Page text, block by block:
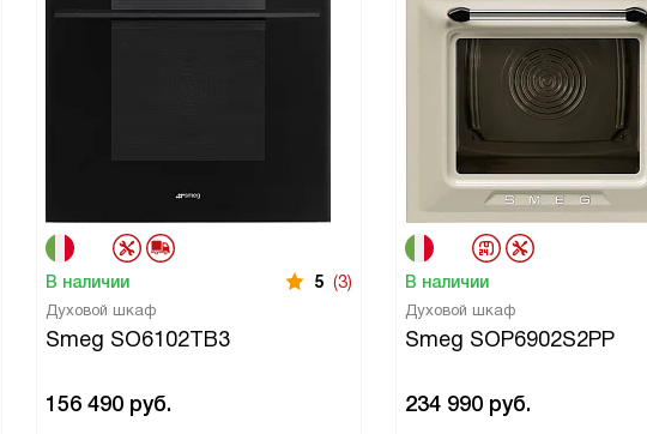
В наличии 5 (3)
Духовой шкаф
Smeg SO6102TB3
156 490 руб.
В наличии
Духовой шкаф
Smeg SOP6902S2PP
234 990 руб.